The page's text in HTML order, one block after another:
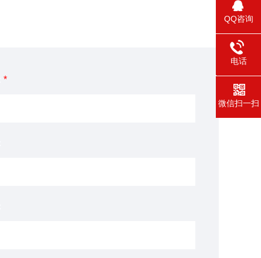
*
QQ咨询
电话
微信扫一扫